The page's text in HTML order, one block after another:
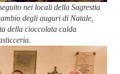
nei locali della Sagrestia
degli auguri di Natale,
della cioccolata calda